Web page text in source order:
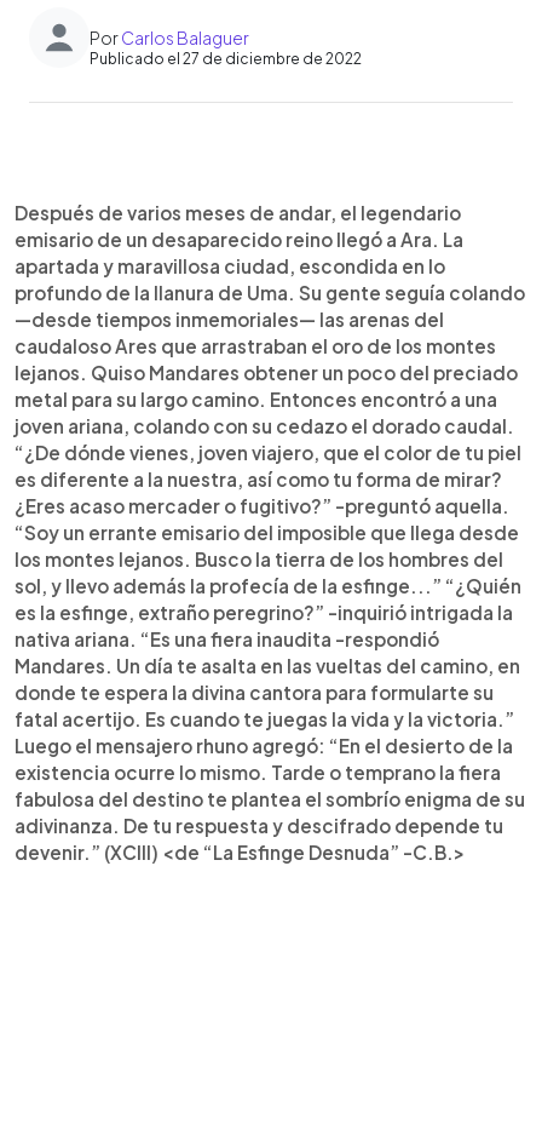
PorCarlos Balaguer
Publicado el 27 de diciembre de 2022
► Escuchar artículo
Después de varios meses de andar, el legendario
emisario de un desaparecido reino llegó a Ara. La
apartada y maravillosa ciudad, escondida en lo
profundo de la llanura de Uma. Su gente seguía colando
—desde tiempos inmemoriales— las arenas del
caudaloso Ares que arrastraban el oro de los montes
lejanos. Quiso Mandares obtener un poco del preciado
metal para su largo camino. Entonces encontró a una
joven ariana, colando con su cedazo el dorado caudal.
“¿De dónde vienes, joven viajero, que el color de tu piel
es diferente a la nuestra, así como tu forma de mirar?
¿Eres acaso mercader o fugitivo?” -preguntó aquella.
“Soy un errante emisario del imposible que llega desde
los montes lejanos. Busco la tierra de los hombres del
sol, y llevo además la profecía de la esfinge...” “¿Quién
es la esfinge, extraño peregrino?” -inquirió intrigada la
nativa ariana. “Es una fiera inaudita -respondió
Mandares. Un día te asalta en las vueltas del camino, en
donde te espera la divina cantora para formularte su
fatal acertijo. Es cuando te juegas la vida y la victoria.”
Luego el mensajero rhuno agregó: “En el desierto de la
existencia ocurre lo mismo. Tarde o temprano la fiera
fabulosa del destino te plantea el sombrío enigma de su
adivinanza. De tu respuesta y descifrado depende tu
devenir.” (XCIII) <de “La Esfinge Desnuda” -C.B.>